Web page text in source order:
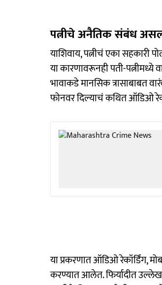
पत्नीचे अनैतिक संबंध
याशिवाय, पत्नीचं एका सहकारी
या कारणावरूनही पती-पत्नीमध्ये
भावाकडे मानसिक त्रासाबाबत
फोनवर दिल्याचं कथित ऑडिओ
या प्रकरणात ऑडिओ रेकॉर्डिंग,
करण्यात आलेत. फिर्यादीत